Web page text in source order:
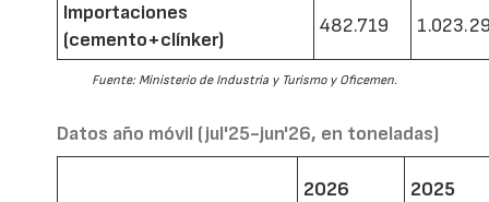
Importaciones
(cemento+clínker)
482.719
Fuente: Ministerio de Industria y Turismo y Oficemen.
Datos año móvil (jul'25-jun'26, en toneladas)
2026 2025